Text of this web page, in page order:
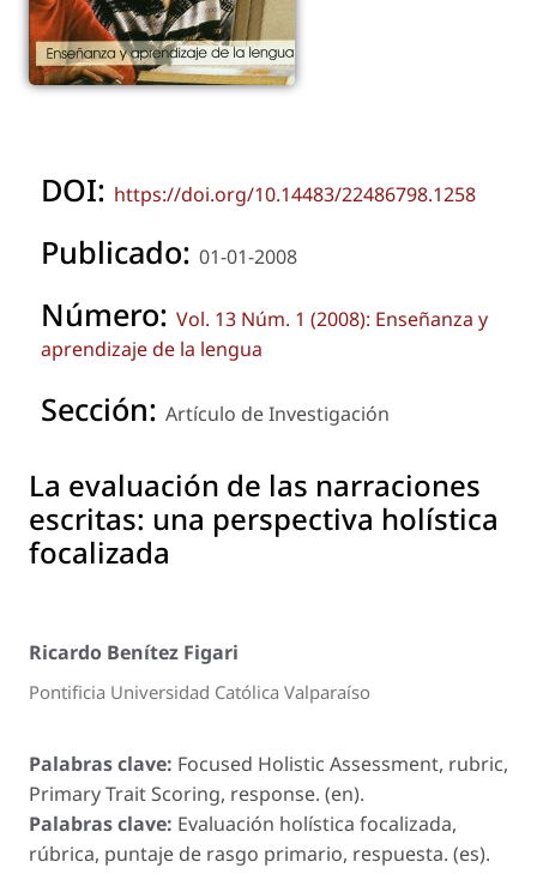
DOI: https://doi.org/10.14483/22486798.1258
Publicado: 01-01-2008
Número: Vol. 13 Núm. 1 (2008): Enseñanza y
aprendizaje de la lengua
Sección: Artículo de Investigación
La evaluación de las narraciones
escritas: una perspectiva holística
focalizada
Ricardo Benítez Figari
Pontificia Universidad Católica Valparaíso
Palabras clave: Focused Holistic Assessment, rubric,
Primary Trait Scoring, response. (en).
Palabras clave: Evaluación holística focalizada,
rúbrica, puntaje de rasgo primario, respuesta. (es).